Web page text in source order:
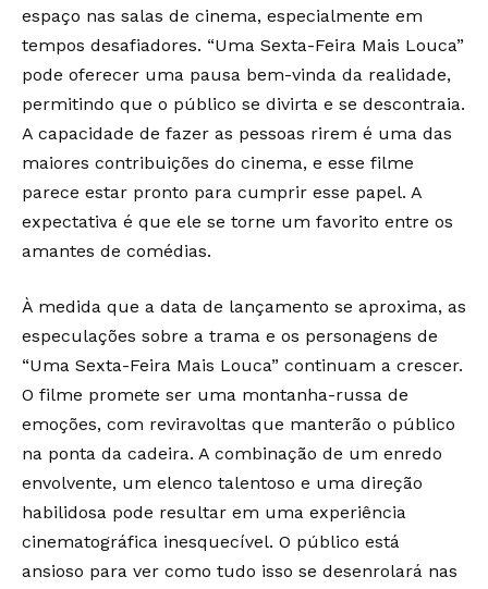
espaço nas salas de cinema, especialmente em
tempos desafiadores. “Uma Sexta-Feira Mais Louca”
pode oferecer uma pausa bem-vinda da realidade,
permitindo que o público se divirta e se descontraia.
A capacidade de fazer as pessoas rirem é uma das
maiores contribuições do cinema, e esse filme
parece estar pronto para cumprir esse papel. A
expectativa é que ele se torne um favorito entre os
amantes de comédias.
À medida que a data de lançamento se aproxima, as
especulações sobre a trama e os personagens de
“Uma Sexta-Feira Mais Louca” continuam a crescer.
O filme promete ser uma montanha-russa de
emoções, com reviravoltas que manterão o público
na ponta da cadeira. A combinação de um enredo
envolvente, um elenco talentoso e uma direção
habilidosa pode resultar em uma experiência
cinematográfica inesquecível. O público está
ansioso para ver como tudo isso se desenrolará nas